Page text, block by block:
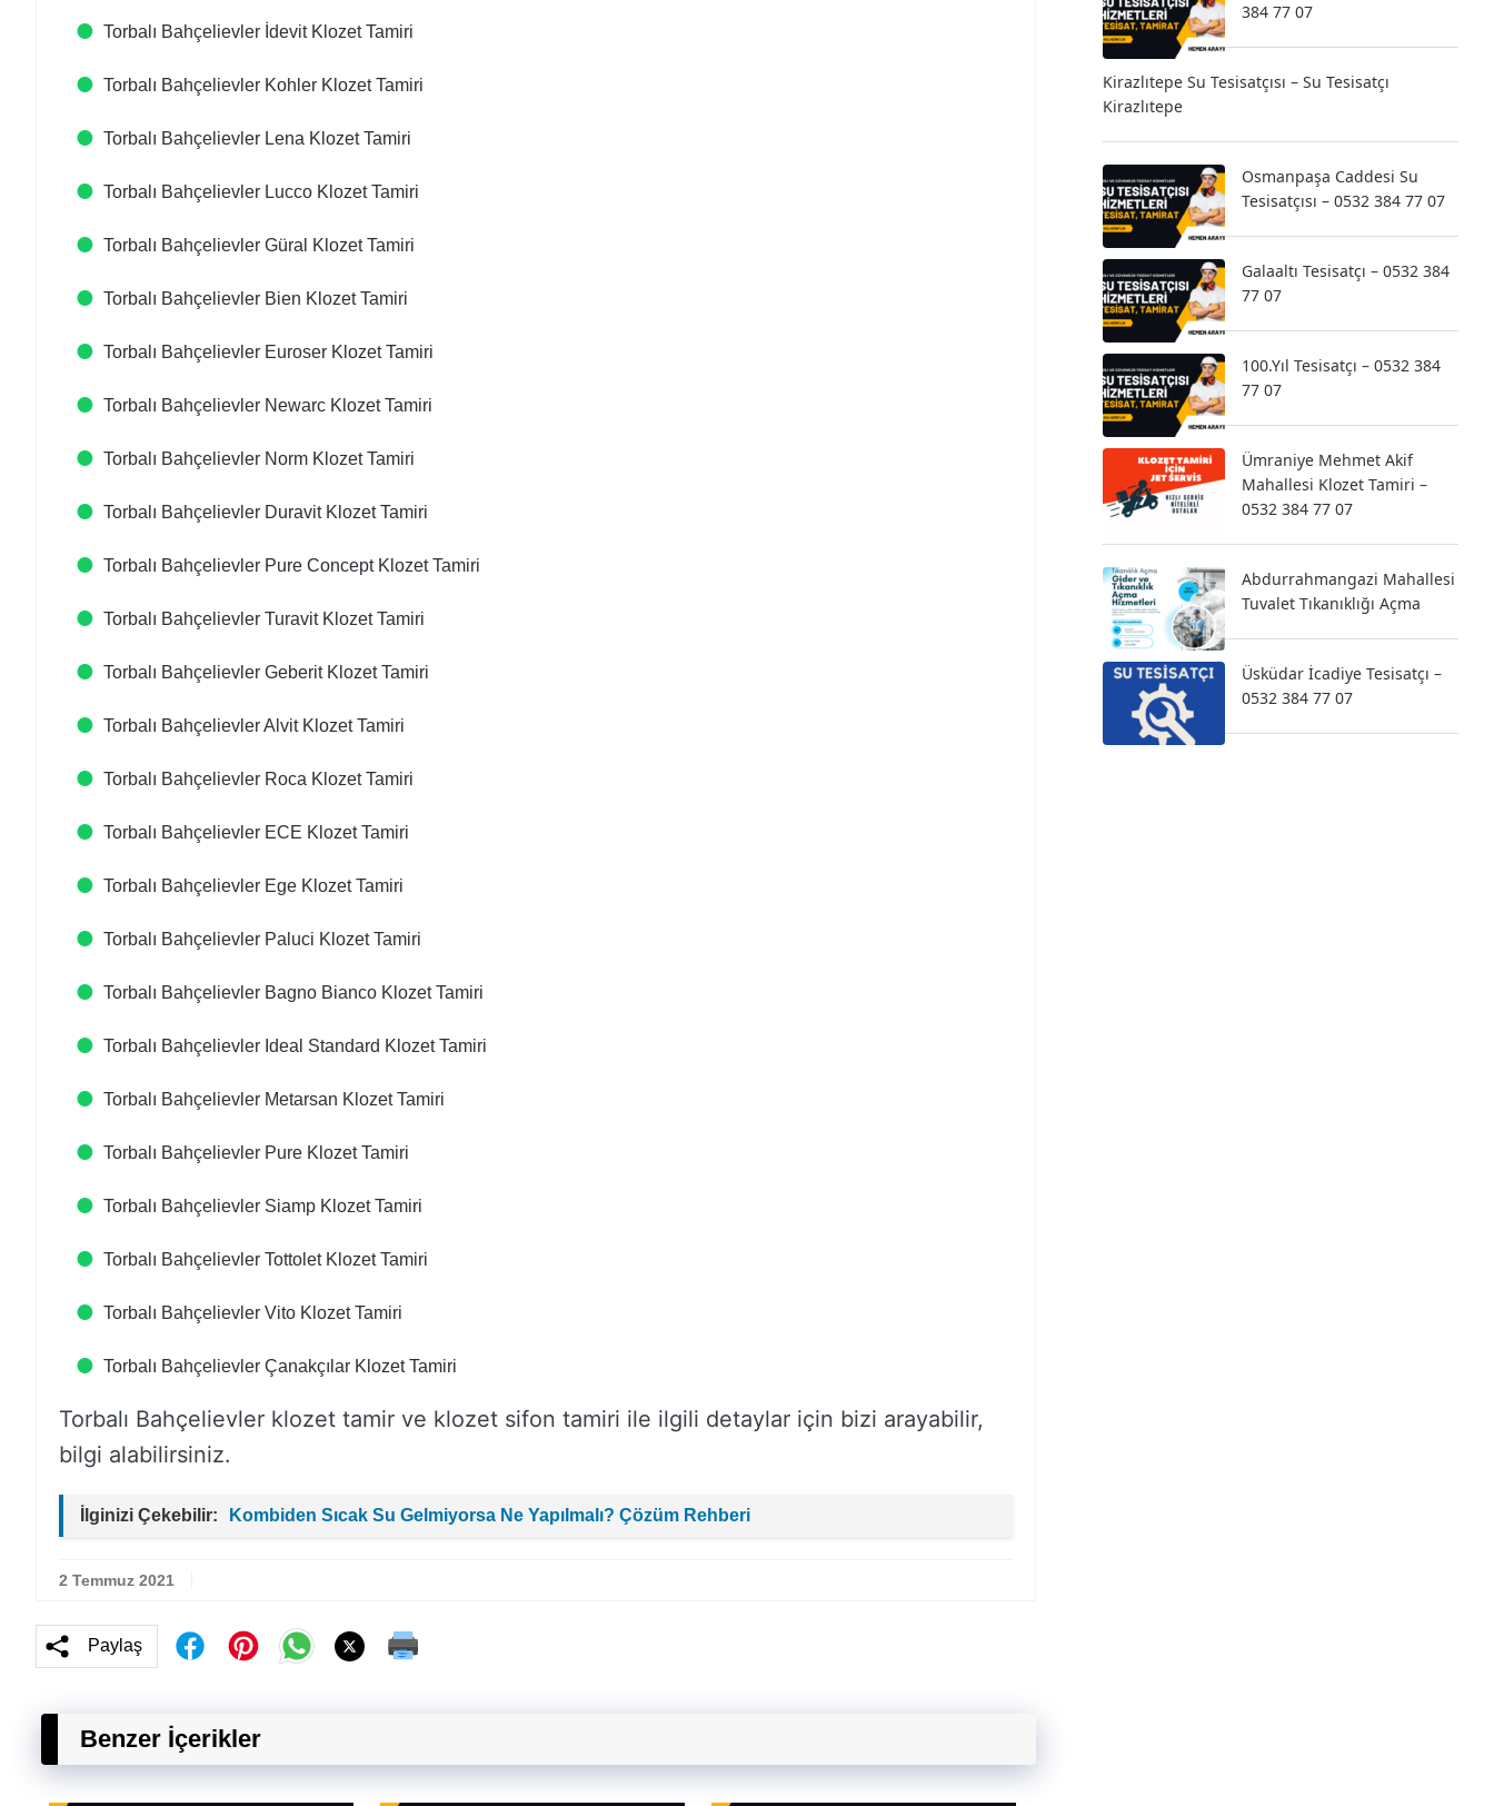
Torbalı Bahçelievler İdevit Klozet Tamiri
Torbalı Bahçelievler Kohler Klozet Tamiri
Torbalı Bahçelievler Lena Klozet Tamiri
Torbalı Bahçelievler Lucco Klozet Tamiri
Torbalı Bahçelievler Güral Klozet Tamiri
Torbalı Bahçelievler Bien Klozet Tamiri
Torbalı Bahçelievler Euroser Klozet Tamiri
Torbalı Bahçelievler Newarc Klozet Tamiri
Torbalı Bahçelievler Norm Klozet Tamiri
Torbalı Bahçelievler Duravit Klozet Tamiri
Torbalı Bahçelievler Pure Concept Klozet Tamiri
Torbalı Bahçelievler Turavit Klozet Tamiri
Torbalı Bahçelievler Geberit Klozet Tamiri
Torbalı Bahçelievler Alvit Klozet Tamiri
Torbalı Bahçelievler Roca Klozet Tamiri
Torbalı Bahçelievler ECE Klozet Tamiri
Torbalı Bahçelievler Ege Klozet Tamiri
Torbalı Bahçelievler Paluci Klozet Tamiri
Torbalı Bahçelievler Bagno Bianco Klozet Tamiri
Torbalı Bahçelievler Ideal Standard Klozet Tamiri
Torbalı Bahçelievler Metarsan Klozet Tamiri
Torbalı Bahçelievler Pure Klozet Tamiri
Torbalı Bahçelievler Siamp Klozet Tamiri
Torbalı Bahçelievler Tottolet Klozet Tamiri
Torbalı Bahçelievler Vito Klozet Tamiri
Torbalı Bahçelievler Çanakçılar Klozet Tamiri
Torbalı Bahçelievler klozet tamir ve klozet sifon tamiri ile ilgili detaylar için bizi arayabilir,
bilgi alabilirsiniz.
İlginizi Çekebilir: Kombiden Sıcak Su Gelmiyorsa Ne Yapılmalı? Çözüm Rehberi
2 Temmuz 2021
Paylaş
Benzer İçerikler
384 77 07
Kirazlıtepe Su Tesisatçısı – Su Tesisatçı
Kirazlıtepe
Osmanpaşa Caddesi Su
Tesisatçısı – 0532 384 77 07
Galaaltı Tesisatçı – 0532 384
77 07
100.Yıl Tesisatçı – 0532 384
77 07
Ümraniye Mehmet Akif
Mahallesi Klozet Tamiri –
0532 384 77 07
Abdurrahmangazi Mahallesi
Tuvalet Tıkanıklığı Açma
Üsküdar İcadiye Tesisatçı –
0532 384 77 07